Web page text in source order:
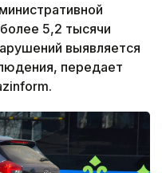
5,2 тысячи
выявляется
передает